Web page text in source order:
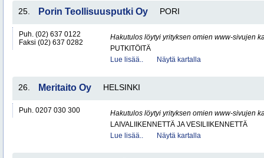
25. Porin Teollisuusputki Oy PORI
Puh. (02) 637 0122
Faksi (02) 637 0282
Hakutulos löytyi yrityksen omien www-sivujen
PUTKITÖITÄ
Lue lisää..
Näytä kartalla
26. Meritaito Oy HELSINKI
Puh. 0207 030 300
Hakutulos löytyi yrityksen omien www-sivujen
LAIVALIIKENNETTÄ JA VESILIIKENNETTÄ
Lue lisää..
Näytä kartalla